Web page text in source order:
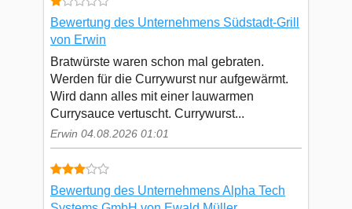
Bewertung des Unternehmens Südstadt-Grill
von Erwin
Bratwürste waren schon mal gebraten.
Werden für die Currywurst nur aufgewärmt.
Wird dann alles mit einer lauwarmen
Currysauce vertuscht. Currywurst...
Erwin 04.08.2026 01:01
Bewertung des Unternehmens Alpha Tech